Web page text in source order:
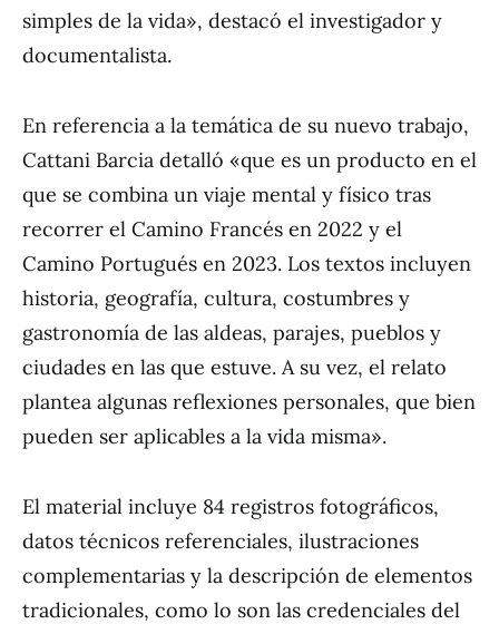
simples de la vida», destacó el investigador y
documentalista.
En referencia a la temática de su nuevo trabajo,
Cattani Barcia detalló «que es un producto en el
que se combina un viaje mental y físico tras
recorrer el Camino Francés en 2022 y el
Camino Portugués en 2023. Los textos incluyen
historia, geografía, cultura, costumbres y
gastronomía de las aldeas, parajes, pueblos y
ciudades en las que estuve. A su vez, el relato
plantea algunas reflexiones personales, que bien
pueden ser aplicables a la vida misma».
El material incluye 84 registros fotográficos,
datos técnicos referenciales, ilustraciones
complementarias y la descripción de elementos
tradicionales, como lo son las credenciales del